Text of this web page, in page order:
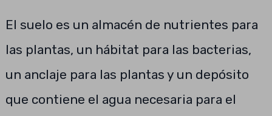
El suelo es un almacén de nutrientes para
las plantas, un hábitat para las bacterias,
un anclaje para las plantas y un depósito
que contiene el agua necesaria para el